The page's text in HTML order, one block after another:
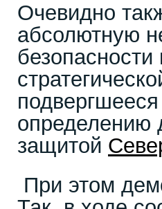
Очевидно
абсолютную
безопасности
определению
защитой
При этом